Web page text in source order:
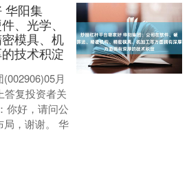
华阳集
、光学、
模具、机
技术积淀
月
答复投资者关
你好，请问公
局，谢谢。 华